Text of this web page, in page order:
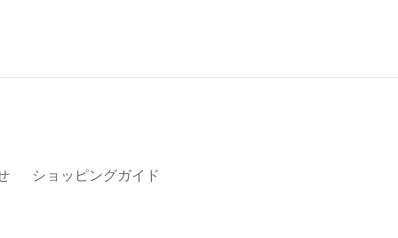
ショッピングガイド